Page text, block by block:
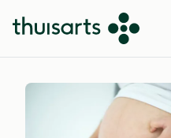
Overslaan en naar de